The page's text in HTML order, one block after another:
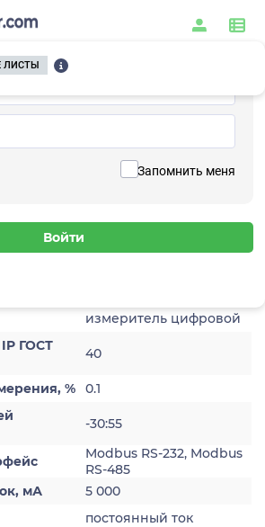
Запомнить меня
ЛИСТЫ
измерительные приборы и автоматика /
оборудование / Измерители / ЦИ5003
измеритель цифровой
ГОСТ
40
%
0.1
-30:55
Modbus RS-232, Modbus
RS-485
мА
5 000
постоянный ток